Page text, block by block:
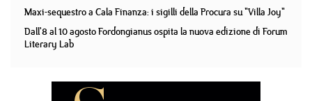
Maxi-sequestro a Cala Finanza: i sigilli della Procura su "Villa Joy"
Dall'8 al 10 agosto Fordongianus ospita la nuova edizione di Forum
Literary Lab